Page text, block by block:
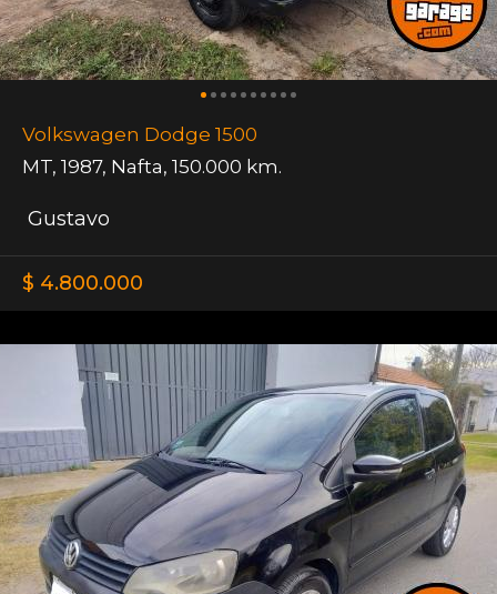
Volkswagen Dodge 1500
MT, 1987, Nafta, 150.000 km.
Gustavo
$ 4.800.000